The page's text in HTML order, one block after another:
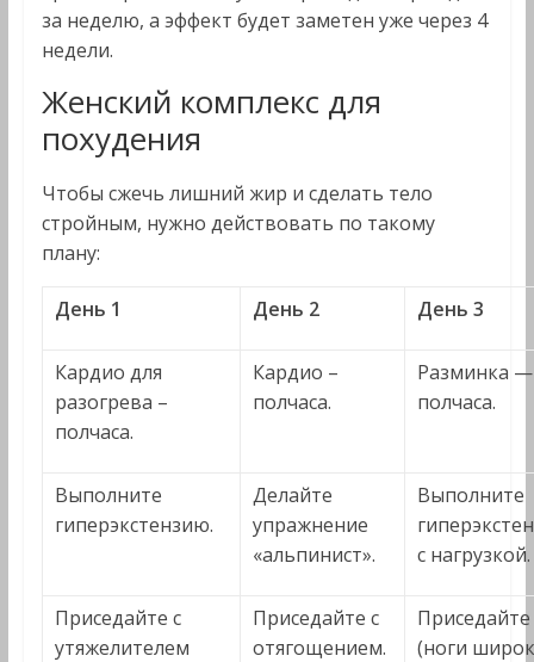
за неделю, а эффект будет заметен уже через 4
недели.
Женский комплекс для
похудения
Чтобы сжечь лишний жир и сделать тело
стройным, нужно действовать по такому
плану:
День 1 День 2 День 3
Кардио для
разогрева –
полчаса.
Кардио –
полчаса.
Разминка —
полчаса.
Выполните
гиперэкстензию.
Делайте
упражнение
«альпинист».
Выполните
с нагрузкой.
Приседайте с
утяжелителем
Приседайте с
отягощением.
Приседайте
(ноги